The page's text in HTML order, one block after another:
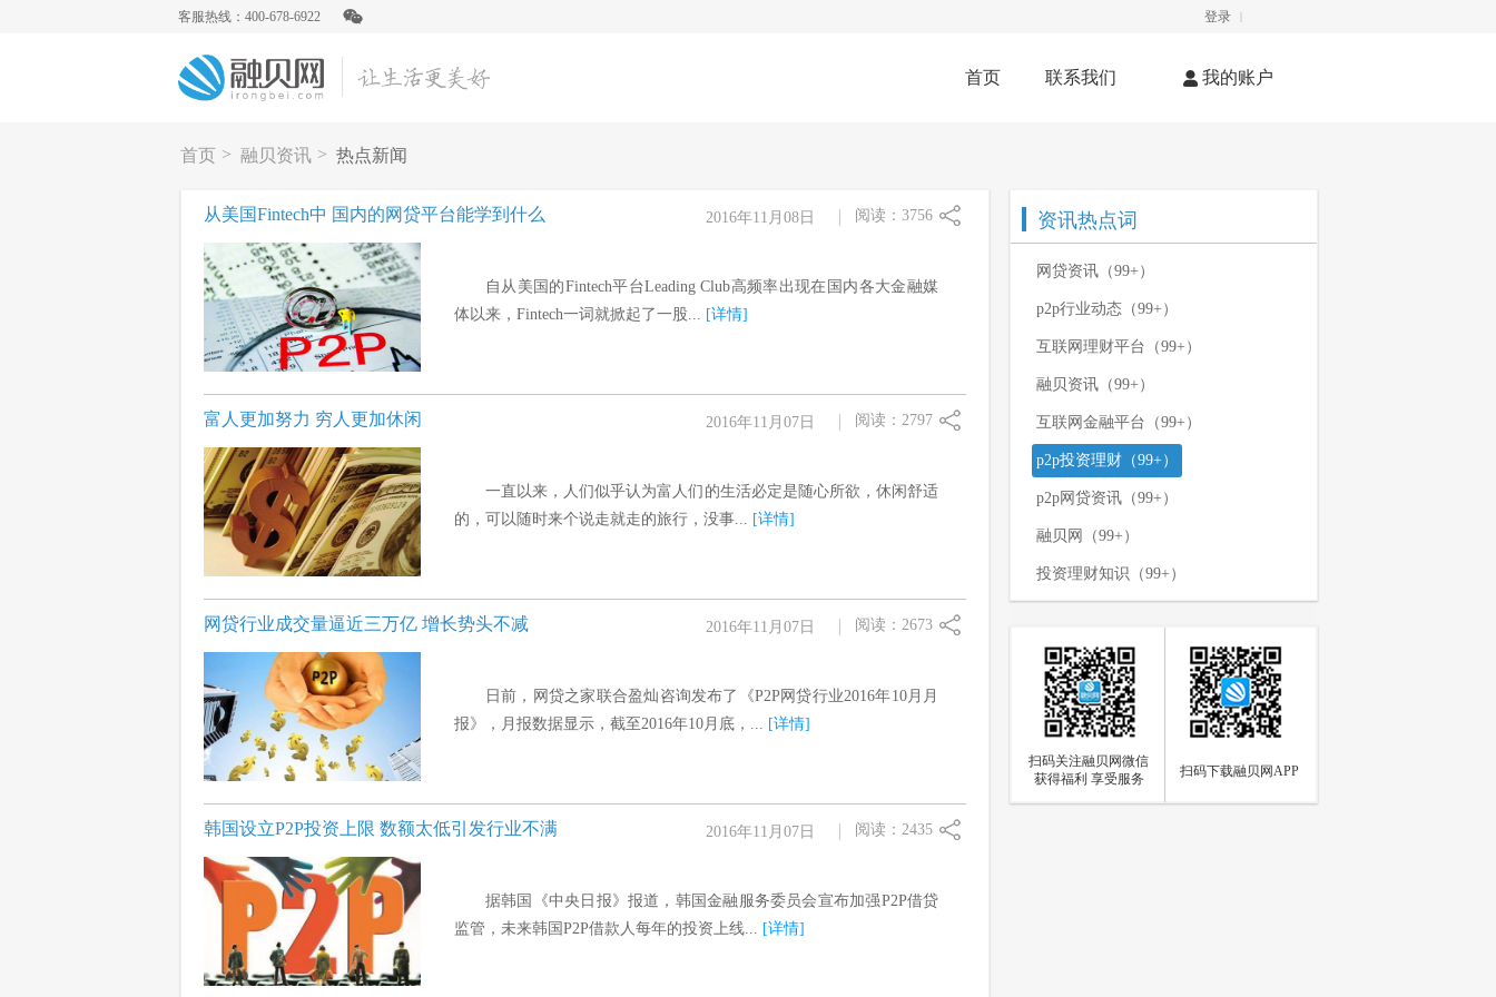
客服热线：400-678-6922 登录 |
首页 联系我们 我的账户
首页 > 融贝资讯 > 热点新闻
从美国Fintech中 国内的网贷平台能学到什么 阅读：3756
自从美国的Fintech平台Leading Club高频率出现在国内各大金融媒
体以来，Fintech一词就掀起了一股... [详情]
2016年11月08日
富人更加努力 穷人更加休闲 阅读：2797
一直以来，人们似乎认为富人们的生活必定是随心所欲，休闲舒适
的，可以随时来个说走就走的旅行，没事... [详情]
2016年11月07日
网贷行业成交量逼近三万亿 增长势头不减 阅读：2673
日前，网贷之家联合盈灿咨询发布了《P2P网贷行业2016年10月月
报》，月报数据显示，截至2016年10月底，... [详情]
2016年11月07日
韩国设立P2P投资上限 数额太低引发行业不满 阅读：2435
据韩国《中央日报》报道，韩国金融服务委员会宣布加强P2P借贷
监管，未来韩国P2P借款人每年的投资上线... [详情]
2016年11月07日
资讯热点词
网贷资讯（99+）
p2p行业动态（99+）
互联网理财平台（99+）
融贝资讯（99+）
互联网金融平台（99+）
p2p投资理财（99+）
p2p网贷资讯（99+）
融贝网（99+）
投资理财知识（99+）
网络投资理财（99+）
p2p资讯新闻（99+）
理财攻略（99+）
如何投资理财（97）
p2p网贷（94） 网贷知识（85）
扫码关注融贝网微信
获得福利 享受服务
扫码下载融贝网APP